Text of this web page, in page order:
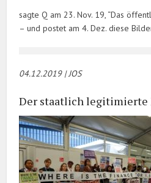
sagte Q am 23. Nov. 19, “Das
– und postet am 4. Dez. diese
04.12.2019 | JOS
Der staatlich legitimierte